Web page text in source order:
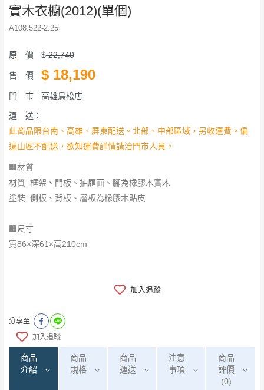
實木衣櫥(2012)(單個)
A108.522-2.25
原 價 $22,740
售 價 $ 18,190
門 市 高雄鳥松店
運 送：
此商品限台南、高雄、屏東配送。北部、中部區域，另收運費。偏
遠山區不配送，欲知運費詳情請洽門市人員。
🟧材質
材質 框架、門板、抽屜面、腳為橡膠木實木
​​​​​​​塗裝 側板、背板、層板為橡膠木貼皮
🟧尺寸
寬86×深61×高210cm
加入追蹤
分享至
加入追蹤
商品
介紹
商品
規格
商品
運送
注意
事項
商品
評價
(0)